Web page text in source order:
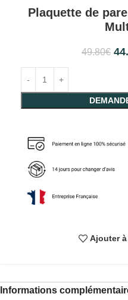
Plaquette de
49.80€
Ajouter
Informations